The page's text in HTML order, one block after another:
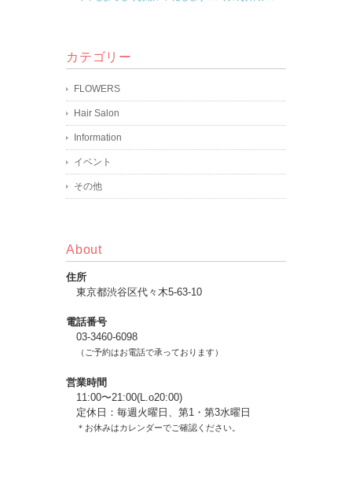
カテゴリー
FLOWERS
Hair Salon
Information
イベント
その他
About
住所
東京都渋谷区代々木5-63-10
電話番号
03-3460-6098
（ご予約はお電話で承っております）
営業時間
11:00〜21:00(L.o20:00)
定休日：毎週火曜日、第1・第3水曜日
＊お休みはカレンダーでご確認ください。